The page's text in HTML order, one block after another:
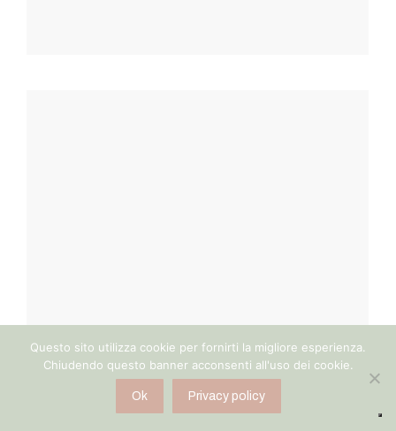
Go
Questo sito utilizza cookie per fornirti la migliore esperienza.
Chiudendo questo banner acconsenti all'uso dei cookie.
Ok Privacy policy